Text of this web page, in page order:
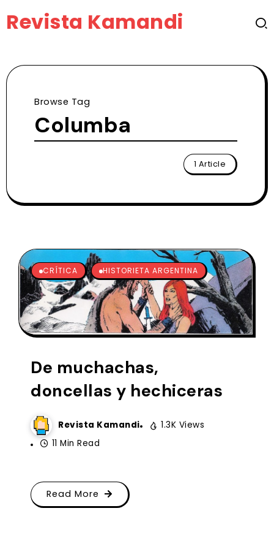
Revista Kamandi
Browse Tag
Columba
1 Article
CRÍTICA HISTORIETA ARGENTINA
De muchachas,
doncellas y hechiceras
Revista Kamandi
1.3K Views
11 Min Read
Read More